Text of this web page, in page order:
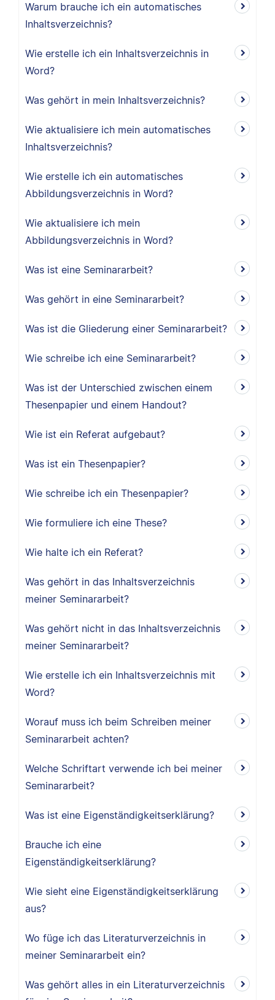
Warum brauche ich ein automatisches
Inhaltsverzeichnis?
Wie erstelle ich ein Inhaltsverzeichnis in
Word?
Was gehört in mein Inhaltsverzeichnis?
Wie aktualisiere ich mein automatisches
Inhaltsverzeichnis?
Wie erstelle ich ein automatisches
Abbildungsverzeichnis in Word?
Wie aktualisiere ich mein
Abbildungsverzeichnis in Word?
Was ist eine Seminararbeit?
Was gehört in eine Seminararbeit?
Was ist die Gliederung einer Seminararbeit?
Wie schreibe ich eine Seminararbeit?
Was ist der Unterschied zwischen einem
Thesenpapier und einem Handout?
Wie ist ein Referat aufgebaut?
Was ist ein Thesenpapier?
Wie schreibe ich ein Thesenpapier?
Wie formuliere ich eine These?
Wie halte ich ein Referat?
Was gehört in das Inhaltsverzeichnis
meiner Seminararbeit?
Was gehört nicht in das Inhaltsverzeichnis
meiner Seminararbeit?
Wie erstelle ich ein Inhaltsverzeichnis mit
Word?
Worauf muss ich beim Schreiben meiner
Seminararbeit achten?
Welche Schriftart verwende ich bei meiner
Seminararbeit?
Was ist eine Eigenständigkeitserklärung?
Brauche ich eine
Eigenständigkeitserklärung?
Wie sieht eine Eigenständigkeitserklärung
aus?
Wo füge ich das Literaturverzeichnis in
meiner Seminararbeit ein?
Was gehört alles in ein Literaturverzeichnis